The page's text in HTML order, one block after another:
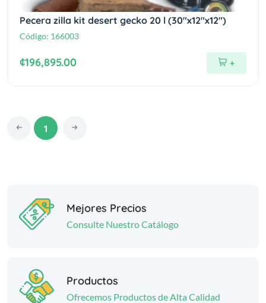
Pecera zilla kit desert gecko 20 l (30"x12"x12")
Código: 166003
¢196,895.00 +
1
Mejores Precios
Consulte Nuestro Catálogo
Productos
Ofrecemos Productos de Alta Calidad